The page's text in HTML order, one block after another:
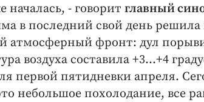
началась, - говорит главный
в последний свой день решила
атмосферный фронт: дул
воздуха составила +3…+4
первой пятидневки апреля.
небольшое похолодание, все